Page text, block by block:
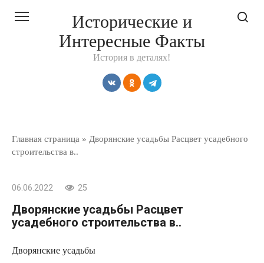
Исторические и
Интересные Факты
История в деталях!
Главная страница » Дворянские усадьбы Расцвет усадебного
строительства в..
06.06.2022 25
Дворянские усадьбы Расцвет
усадебного строительства в..
Дворянские усадьбы